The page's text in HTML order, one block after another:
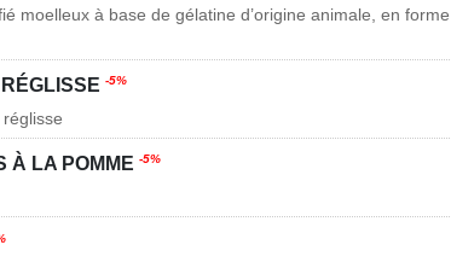
moelleux à base de gélatine d’origine animale, en
-5%
À LA POMME -5%